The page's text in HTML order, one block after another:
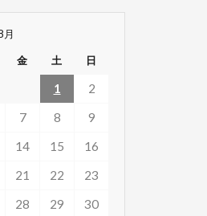
月
金 土 日
1
2
7 8
9
14 15
16
21 22
23
28 29
30